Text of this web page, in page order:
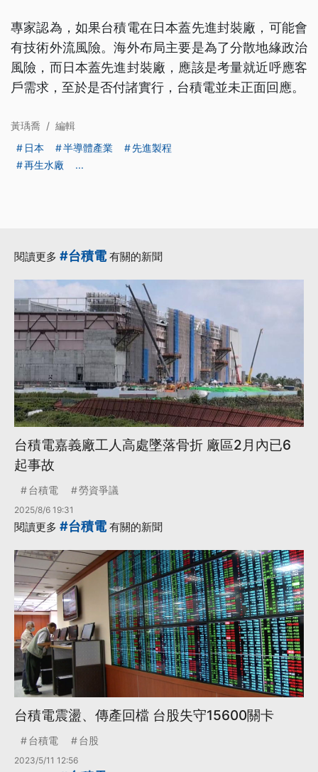
專家認為，如果台積電在日本蓋先進封裝廠，可能會
有技術外流風險。海外布局主要是為了分散地緣政治
風險，而日本蓋先進封裝廠，應該是考量就近呼應客
戶需求，至於是否付諸實行，台積電並未正面回應。
黃瑀喬 / 編輯
日本
半導體產業
先進製程
再生水廠
...
閱讀更多 #台積電有關的新聞
台積電嘉義廠工人高處墜落骨折 廠區2月內已6
起事故
台積電 勞資爭議
2025/8/6 19:31
閱讀更多 #台積電有關的新聞
台積電震盪、傳產回檔 台股失守15600關卡
台積電 台股
2023/5/11 12:56